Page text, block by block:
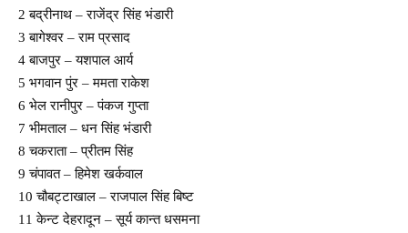
2 बद्रीनाथ – राजेंद्र सिंह भंडारी
3 बागेश्वर – राम प्रसाद
4 बाजपुर – यशपाल आर्य
5 भगवान पुंर – ममता राकेश
6 भेल रानीपुर – पंकज गुप्ता
7 भीमताल – धन सिंह भंडारी
8 चकराता – प्रीतम सिंह
9 चंपावत – हिमेश खर्कवाल
10 चौबट्टाखाल – राजपाल सिंह बिष्ट
11 केन्ट देहरादून – सूर्य कान्त धसमना